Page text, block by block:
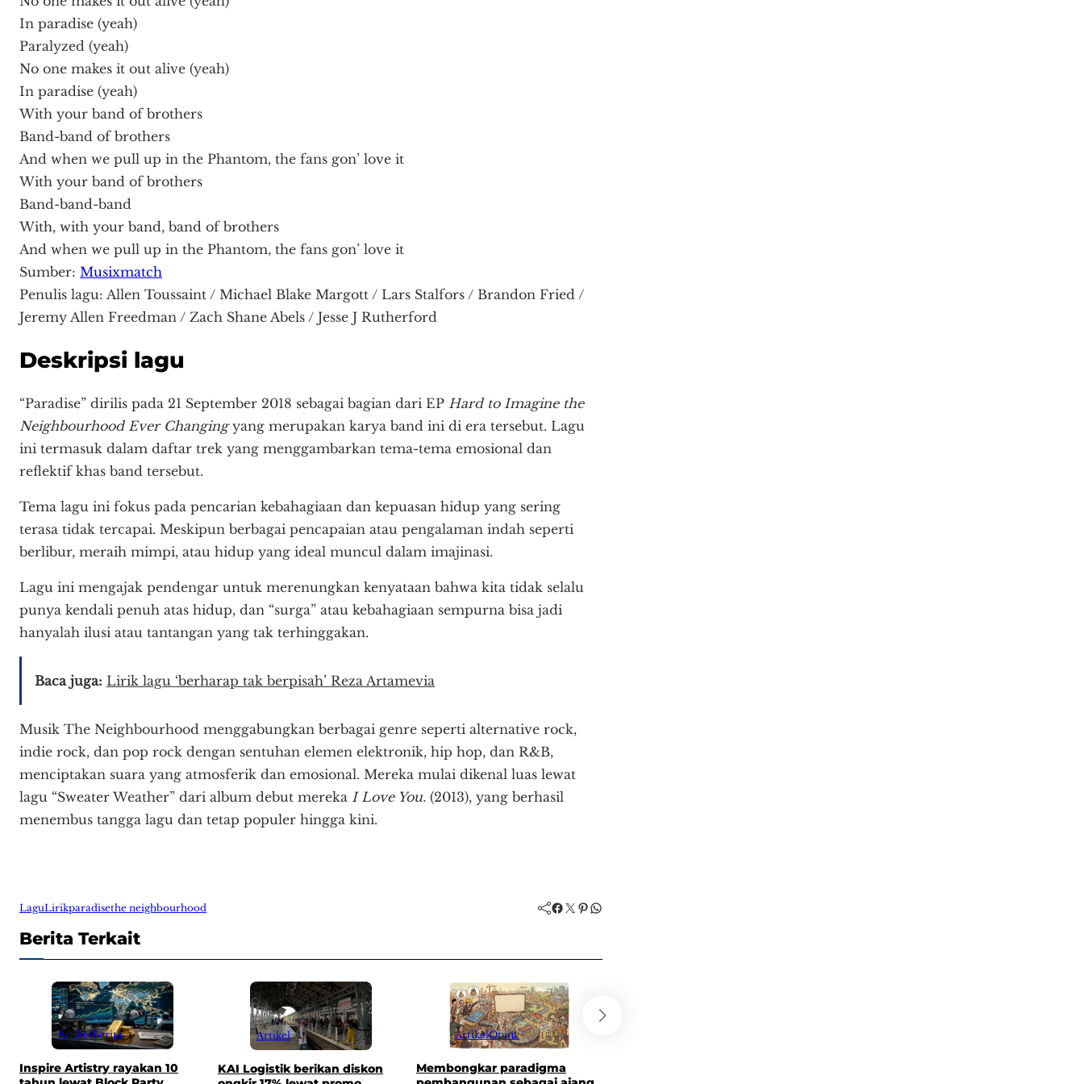
In paradise (yeah)
Paralyzed (yeah)
No one makes it out alive (yeah)
In paradise (yeah)
With your band of brothers
Band-band of brothers
And when we pull up in the Phantom, the fans gon’ love it
With your band of brothers
Band-band-band
With, with your band, band of brothers
And when we pull up in the Phantom, the fans gon’ love it
Sumber: Musixmatch
Penulis lagu: Allen Toussaint / Michael Blake Margott / Lars Stalfors / Brandon Fried /
Jeremy Allen Freedman / Zach Shane Abels / Jesse J Rutherford
Deskripsi lagu
“Paradise” dirilis pada 21 September 2018 sebagai bagian dari EP Hard to Imagine the
Neighbourhood Ever Changingyang merupakan karya band ini di era tersebut. Lagu
ini termasuk dalam daftar trek yang menggambarkan tema-tema emosional dan
reflektif khas band tersebut.
Tema lagu ini fokus pada pencarian kebahagiaan dan kepuasan hidup yang sering
terasa tidak tercapai. Meskipun berbagai pencapaian atau pengalaman indah seperti
berlibur, meraih mimpi, atau hidup yang ideal muncul dalam imajinasi.
Lagu ini mengajak pendengar untuk merenungkan kenyataan bahwa kita tidak selalu
punya kendali penuh atas hidup, dan “surga” atau kebahagiaan sempurna bisa jadi
hanyalah ilusi atau tantangan yang tak terhinggakan.
Baca juga: Lirik lagu ‘berharap tak berpisah’ Reza Artamevia
Musik The Neighbourhood menggabungkan berbagai genre seperti alternative rock,
indie rock, dan pop rock dengan sentuhan elemen elektronik, hip hop, dan R&B,
menciptakan suara yang atmosferik dan emosional. Mereka mulai dikenal luas lewat
lagu “Sweater Weather” dari album debut mereka I Love You. (2013), yang berhasil
menembus tangga lagu dan tetap populer hingga kini.
LaguLirikparadisethe neighbourhood Facebook Twitter Pinterest WhatsApp
Berita Terkait
ArtikelBerita
Inspire Artistry rayakan 10
Artikel
KAI Logistik berikan diskon
ArtikelOpini
Membongkar paradigma